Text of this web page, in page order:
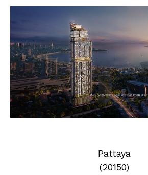
Pattaya
(20150)